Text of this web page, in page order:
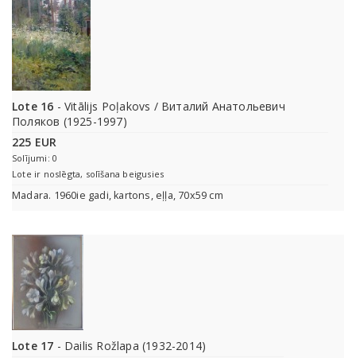
Lote 16 - Vitālijs Poļakovs / Виталий Анатольевич
Поляков (1925-1997)
225 EUR
Solījumi: 0
Lote ir noslēgta, solīšana beigusies
Madara. 1960ie gadi, kartons, eļļa, 70x59 cm
Lote 17 - Dailis Rožlapa (1932-2014)